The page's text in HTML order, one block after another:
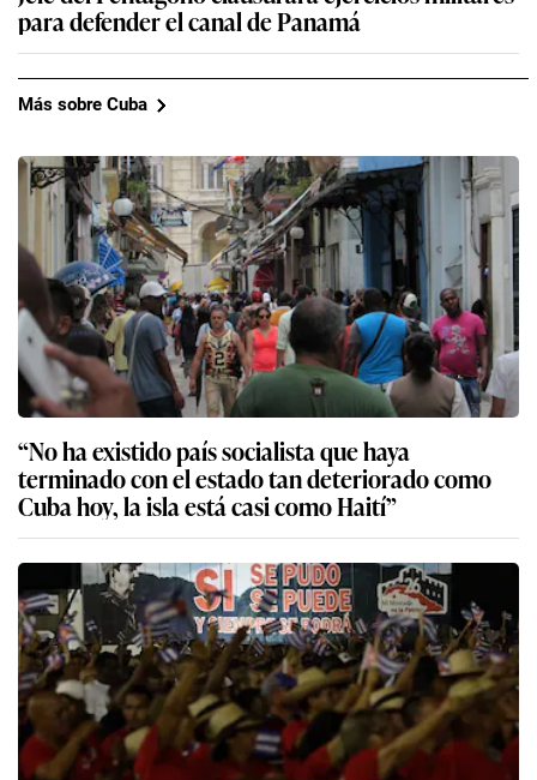
para defender el canal de Panamá
Más sobre Cuba
“No ha existido país socialista que haya
terminado con el estado tan deteriorado como
Cuba hoy, la isla está casi como Haití”